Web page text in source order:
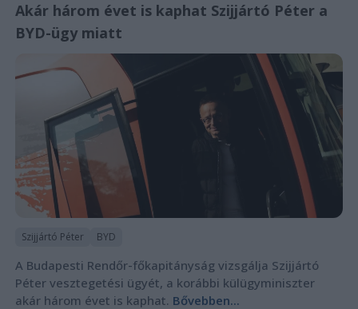
Akár három évet is kaphat Szijjártó Péter a
BYD-ügy miatt
Szijjártó Péter BYD
A Budapesti Rendőr-főkapitányság vizsgálja Szijjártó
Péter vesztegetési ügyét, a korábbi külügyminiszter
akár három évet is kaphat. Bővebben...